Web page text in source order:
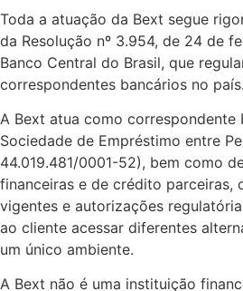
Toda a atuação da Bext segue
da Resolução nº 3.954, de 24 de
Banco Central do Brasil, que
correspondentes bancários no país.
A Bext atua como correspondente
Sociedade de Empréstimo entre
44.019.481/0001-52), bem como
financeiras e de crédito parceiras,
vigentes e autorizações
ao cliente acessar diferentes
um único ambiente.
A Bext não é uma instituição